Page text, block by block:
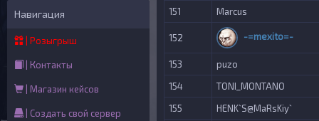
Навигация
| Розыгрыш
| Контакты
| Магазин кейсов
| Создать свой сервер
151 Marcus
152 -=mexito=-
153
puzo
154
TONI_MONTANO
155
HENK`S@MaRsKiy`